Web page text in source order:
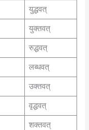
युद्धवत्
युक्तवत्
रुद्धवत्
लब्धवत्
उक्तवत्
वृद्धवत्
शक्तवत्